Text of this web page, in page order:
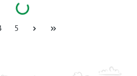
Seite
5